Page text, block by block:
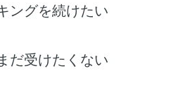
ングを続けたい
だ受けたくない